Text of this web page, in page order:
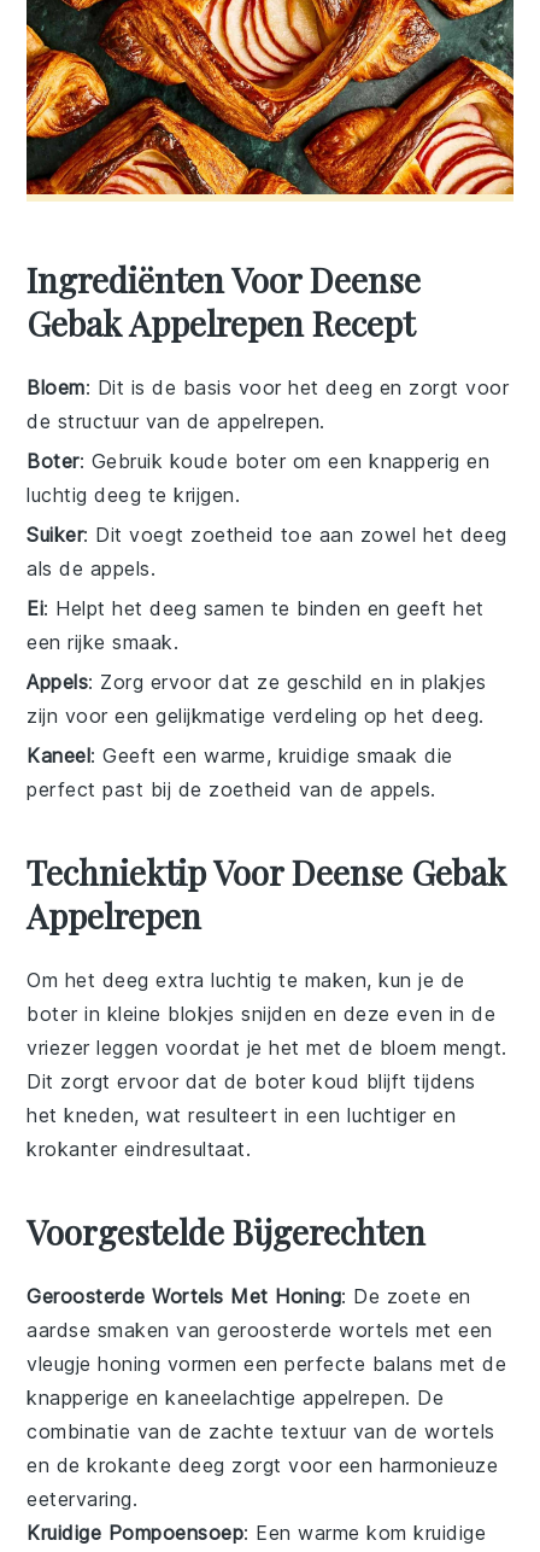
Ingrediënten Voor Deense
Gebak Appelrepen Recept
Bloem: Dit is de basis voor het deeg en zorgt voor
de structuur van de appelrepen.
Boter: Gebruik koude boter om een knapperig en
luchtig deeg te krijgen.
Suiker: Dit voegt zoetheid toe aan zowel het deeg
als de appels.
Ei: Helpt het deeg samen te binden en geeft het
een rijke smaak.
Appels: Zorg ervoor dat ze geschild en in plakjes
zijn voor een gelijkmatige verdeling op het deeg.
Kaneel: Geeft een warme, kruidige smaak die
perfect past bij de zoetheid van de appels.
Techniektip Voor Deense Gebak
Appelrepen
Om het deeg extra luchtig te maken, kun je de
boter in kleine blokjes snijden en deze even in de
vriezer leggen voordat je het met de bloem mengt.
Dit zorgt ervoor dat de boter koud blijft tijdens
het kneden, wat resulteert in een luchtiger en
krokanter eindresultaat.
Voorgestelde Bijgerechten
Geroosterde Wortels Met Honing: De zoete en
aardse smaken vangeroosterde wortels met een
vleugjehoning vormen een perfecte balans met de
knapperige en kaneelachtigeappelrepen. De
combinatie van de zachte textuur van de wortels
en de krokante deeg zorgt voor een harmonieuze
eetervaring.
Kruidige Pompoensoep: Een warme komkruidige